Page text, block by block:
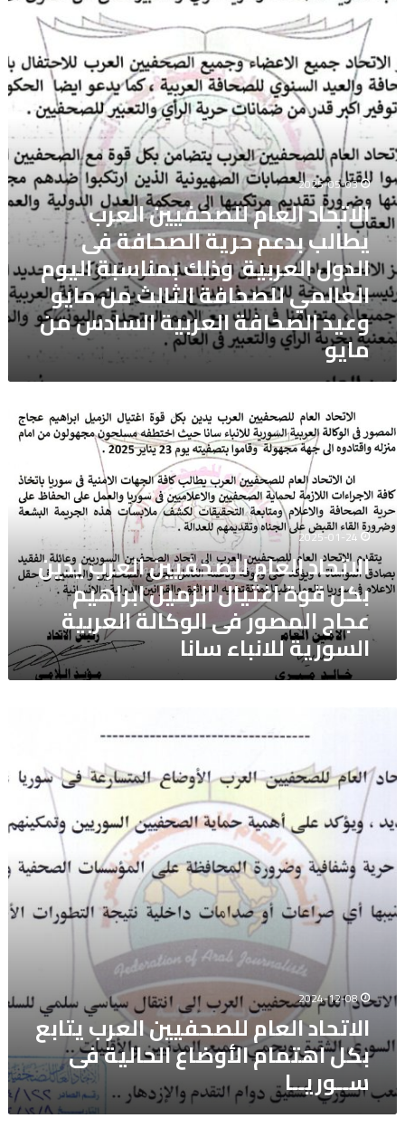
للصحفيين
يطالب
بدعم
حرية
الصحافة
الدول
العربية
وذلك
بمناسبة
اليوم
العالمي
للصحافة
الثالث
من
مايو
وعيد
الصحافة
العربية
مايو
2025-05-03
الاتحاد العام للصحفيين العرب
يطالب بدعم حرية الصحافة فى
الدول العربية وذلك بمناسبة اليوم
العالمي للصحافة الثالث من مايو
وعيد الصحافة العربية السادس من
مايو
العام
للصحفيين
يدين
بكل
قوة
اغتيال
الزميل
ابراهيم
المصور
العربية
2025-01-24
الاتحاد العام للصحفيين العرب يدين
بكل قوة اغتيال الزميل ابراهيم
عجاج المصور فى الوكالة العربية
السورية للانباء سانا
العرب
يتابع
اهتمام
الحالية
ســوريــا
2024-12-08
الاتحاد العام للصحفيين العرب يتابع
بكل اهتمام الأوضاع الحالية فى
ســوريــا